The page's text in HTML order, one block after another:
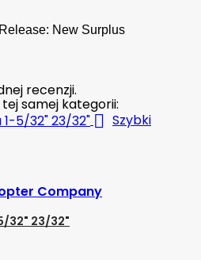
New Surplus
recenzji.
samej kategorii:
 Szybki
Company
32" 23/32"